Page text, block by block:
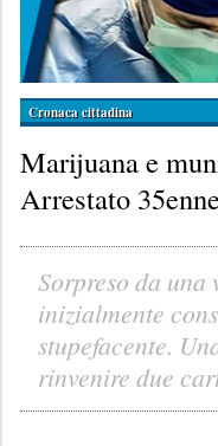
Cronaca cittadina
Marijuana e
Arrestato
Sorpreso da
inizialmente
stupefacente.
rinvenire due